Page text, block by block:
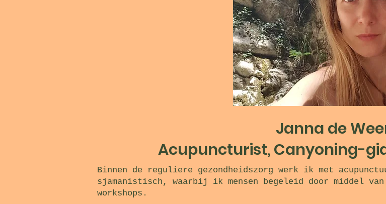
Janna de
Acupuncturist, Canyoning-
Binnen de reguliere gezondheidszorg werk ik met
sjamanistisch, waarbij ik mensen begeleid door middel
workshops.